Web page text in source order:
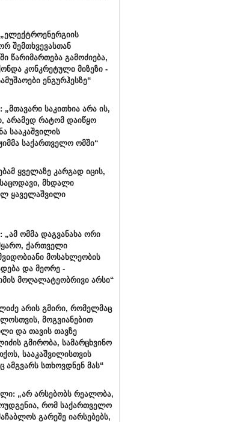
შემთხვევასთან
წარიმართება გამოძიება,
კონკრეტული მიზეზი -
ენგურჰესზე“
საკითხია არა ის,
არამედ რატომ დაიწყო
სააკაშვილის
საქართველო ომში“
ყველაზე კარგად იცის,
მხდალი
ყაველაშვილი
„ამ ომმა დაგვანახა ორი
ქართველი
მოსახლეობის
და მეორე -
მოღალატეობრივი არსი“
არის გმირი, რომელმაც
მოგვიანებით
და თავის თავზე
გმირობა, სამარცხვინო
სააკაშვილისთვის
ამგვარს სთხოვდნენ მას“
„არ არსებობს რეალობა,
რომ საქართველო
გარეშე იარსებებს,